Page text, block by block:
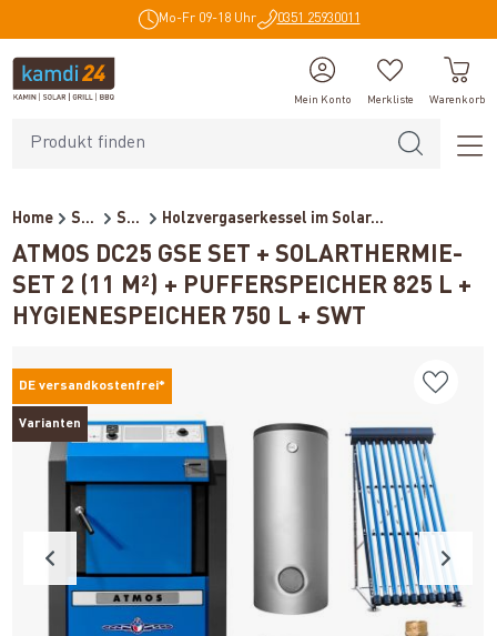
Mo-Fr 09-18 Uhr 0351 25930011
Mein Konto Merkliste Warenkorb
Home Solar Solarthermie im Set Holzvergaserkessel im Solar...
ATMOS DC25 GSE SET + SOLARTHERMIE-
SET 2 (11 M²) + PUFFERSPEICHER 825 L +
HYGIENESPEICHER 750 L + SWT
DE versandkostenfrei*
Varianten